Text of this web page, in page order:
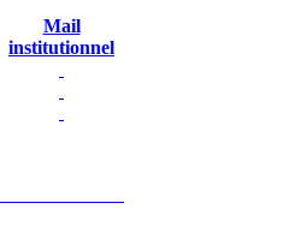
Mail
institutionnel